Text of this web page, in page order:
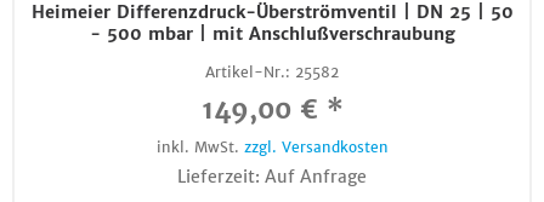
Heimeier Differenzdruck-Überströmventil | DN 25 | 50
- 500 mbar | mit Anschlußverschraubung
Artikel-Nr.: 25582
149,00 € *
inkl. MwSt. zzgl. Versandkosten
Lieferzeit: Auf Anfrage